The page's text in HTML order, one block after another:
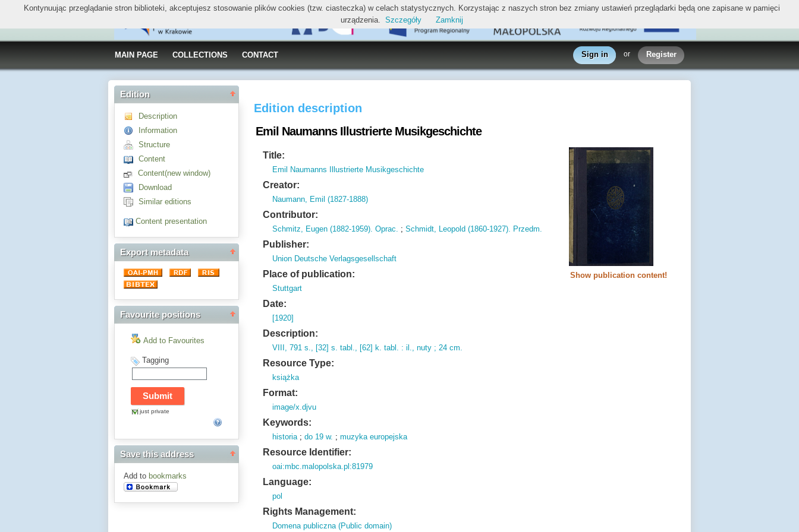
MAIN PAGE COLLECTIONS CONTACT Sign in or Register
Edition
Description
Information
Structure
Content
Content(new window)
Download
Similar editions
Content presentation
Export metadata
Favourite positions
Add to Favourites
Tagging
just private
Save this address
Add to bookmarks
Edition description
Emil Naumanns Illustrierte Musikgeschichte
Show publication content!
Title:
Emil Naumanns Illustrierte Musikgeschichte
Creator:
Naumann, Emil (1827-1888)
Contributor:
Schmitz, Eugen (1882-1959). Oprac. ;Schmidt, Leopold (1860-1927). Przedm.
Publisher:
Union Deutsche Verlagsgesellschaft
Place of publication:
Stuttgart
Date:
[1920]
Description:
VIII, 791 s., [32] s. tabl., [62] k. tabl. : il., nuty ; 24 cm.
Resource Type:
książka
Format:
image/x.djvu
Keywords:
historia;do 19 w. ;muzyka europejska
Resource Identifier:
oai:mbc.malopolska.pl:81979
Language:
pol
Rights Management:
Domena publiczna (Public domain)
Kontynuując przeglądanie stron biblioteki, akceptujesz stosowanie plików cookies (tzw. ciasteczka) w celach statystycznych. Korzystając z naszych stron bez zmiany ustawień przeglądarki będą one zapisane w pamięci
urządzenia. Szczegóły Zamknij